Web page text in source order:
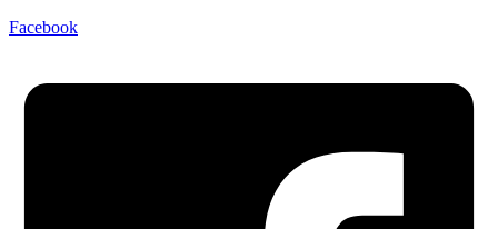
Facebook